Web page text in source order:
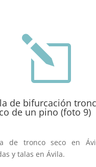
l
de bifurcación
de un pino (foto 9)
de tronco seco en
y talas en Ávila.